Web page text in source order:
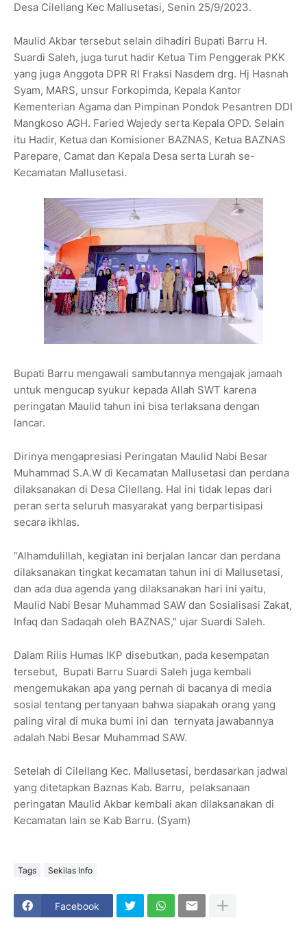
Desa Cilellang Kec Mallusetasi, Senin 25/9/2023.
Maulid Akbar tersebut selain dihadiri Bupati Barru H.
Suardi Saleh, juga turut hadir Ketua Tim Penggerak PKK
yang juga Anggota DPR RI Fraksi Nasdem drg. Hj Hasnah
Syam, MARS, unsur Forkopimda, Kepala Kantor
Kementerian Agama dan Pimpinan Pondok Pesantren DDI
Mangkoso AGH. Faried Wajedy serta Kepala OPD. Selain
itu Hadir, Ketua dan Komisioner BAZNAS, Ketua BAZNAS
Parepare, Camat dan Kepala Desa serta Lurah se-
Kecamatan Mallusetasi.
Bupati Barru mengawali sambutannya mengajak jamaah
untuk mengucap syukur kepada Allah SWT karena
peringatan Maulid tahun ini bisa terlaksana dengan
lancar.
Dirinya mengapresiasi Peringatan Maulid Nabi Besar
Muhammad S.A.W di Kecamatan Mallusetasi dan perdana
dilaksanakan di Desa Cilellang. Hal ini tidak lepas dari
peran serta seluruh masyarakat yang berpartisipasi
secara ikhlas.
“Alhamdulillah, kegiatan ini berjalan lancar dan perdana
dilaksanakan tingkat kecamatan tahun ini di Mallusetasi,
dan ada dua agenda yang dilaksanakan hari ini yaitu,
Maulid Nabi Besar Muhammad SAW dan Sosialisasi Zakat,
Infaq dan Sadaqah oleh BAZNAS," ujar Suardi Saleh.
Dalam Rilis Humas IKP disebutkan, pada kesempatan
tersebut, Bupati Barru Suardi Saleh juga kembali
mengemukakan apa yang pernah di bacanya di media
sosial tentang pertanyaan bahwa siapakah orang yang
paling viral di muka bumi ini dan ternyata jawabannya
adalah Nabi Besar Muhammad SAW.
Setelah di Cilellang Kec. Mallusetasi, berdasarkan jadwal
yang ditetapkan Baznas Kab. Barru, pelaksanaan
peringatan Maulid Akbar kembali akan dilaksanakan di
Kecamatan lain se Kab Barru. (Syam)
Tags Sekilas Info
Facebook